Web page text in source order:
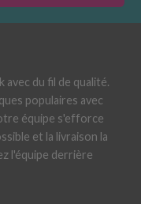
du fil de qualité.
populaires avec
équipe s'efforce
et la livraison la
l'équipe derrière